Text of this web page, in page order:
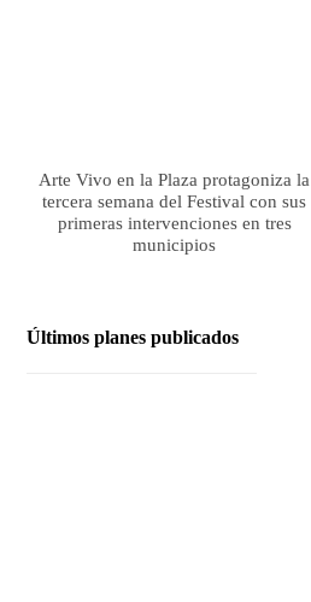
Arte Vivo en la Plaza protagoniza la
tercera semana del Festival con sus
primeras intervenciones en tres
municipios
Últimos planes publicados